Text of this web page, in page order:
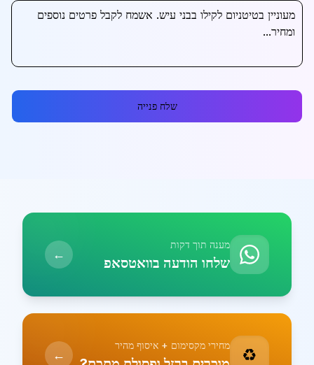
שלח פנייה
מענה תוך דקות
שלחו הודעה בוואטסאפ ←
♻️ מחירי מקסימום + איסוף מהיר
←